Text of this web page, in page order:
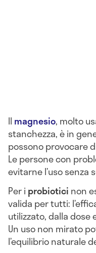
Il magnesio, molto
stanchezza, è in
possono provocare
Le persone con
evitarne l’uso senza
Per i probiotici non
valida per tutti:
utilizzato, dalla dose
Un uso non mirato
l’equilibrio naturale